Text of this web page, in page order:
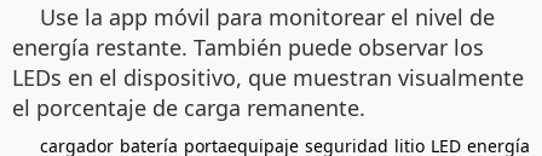
Use la app móvil para monitorear el nivel de
energía restante. También puede observar los
LEDs en el dispositivo, que muestran visualmente
el porcentaje de carga remanente.
cargador batería portaequipaje seguridad litio LED energía